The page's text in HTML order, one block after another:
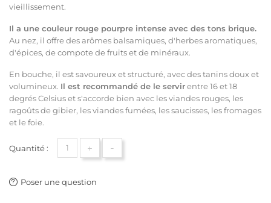
vieillissement.
Il a une couleur rouge pourpre intense avec des tons brique.
Au nez, il offre des arômes balsamiques, d'herbes aromatiques,
d'épices, de compote de fruits et de minéraux.
En bouche, il est savoureux et structuré, avec des tanins doux et
volumineux. Il est recommandé de le servirentre 16 et 18
degrés Celsius et s'accorde bien avec les viandes rouges, les
ragoûts de gibier, les viandes fumées, les saucisses, les fromages
et le foie.
Quantité : + -
Poser une question